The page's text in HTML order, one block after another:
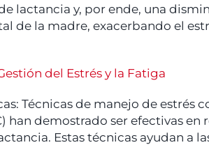
lactancia y, por ende, una
de la madre, exacerbando el
del Estrés y la Fatiga
Técnicas de manejo de estrés
demostrado ser efectivas en
Estas técnicas ayudan a